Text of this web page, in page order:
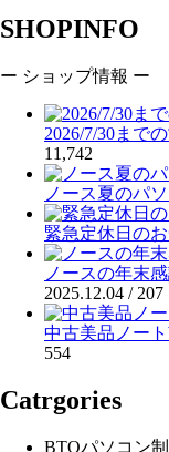
SHOPINFO
ー ショップ情報 ー
2026/7/30まで
11,742
ノース夏のパ
緊急定休日の
ノースの年末
2025.12.04 / 207
中古美品ノー
554
Catrgories
BTOパソコン